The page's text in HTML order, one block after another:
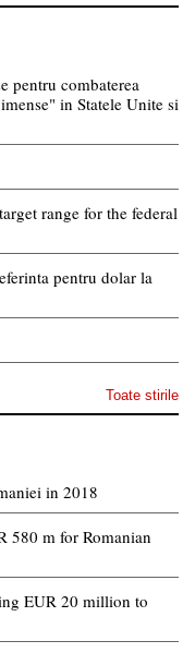
pentru combaterea
in Statele Unite si
range for the federal
pentru dolar la
Toate stirile
in 2018
580 m for Romanian
EUR 20 million to